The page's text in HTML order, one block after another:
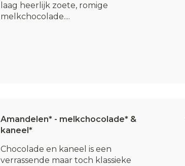
laag heerlijk zoete, romige
melkchocolade....
Amandelen* - melkchocolade* &
kaneel*
Chocolade en kaneel is een
verrassende maar toch klassieke